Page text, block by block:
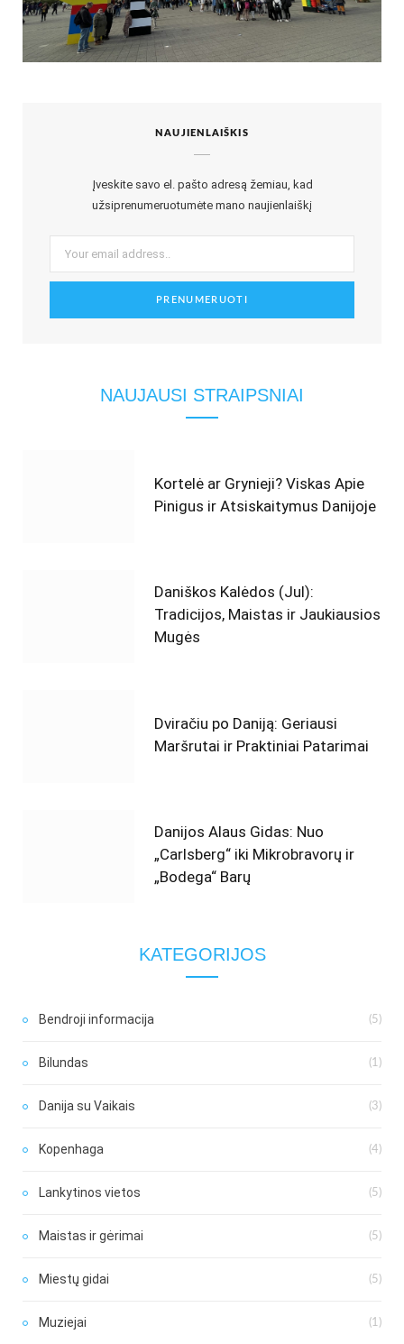
NAUJIENLAIŠKIS
Įveskite savo el. pašto adresą žemiau, kad
užsiprenumeruotumėte mano naujienlaiškį
NAUJAUSI STRAIPSNIAI
Kortelė ar Grynieji? Viskas Apie
Pinigus ir Atsiskaitymus Danijoje
Daniškos Kalėdos (Jul):
Tradicijos, Maistas ir Jaukiausios
Mugės
Dviračiu po Daniją: Geriausi
Maršrutai ir Praktiniai Patarimai
Danijos Alaus Gidas: Nuo
„Carlsberg“ iki Mikrobravorų ir
„Bodega“ Barų
KATEGORIJOS
Bendroji informacija (5)
Bilundas (1)
Danija su Vaikais (3)
Kopenhaga (4)
Lankytinos vietos (5)
Maistas ir gėrimai (5)
Miestų gidai (5)
Muziejai (1)